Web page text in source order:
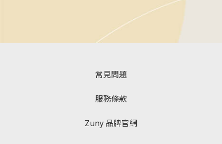
常見問題
服務條款
Zuny 品牌官網